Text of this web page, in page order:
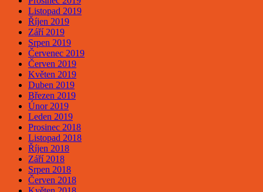
Listopad 2019
Říjen 2019
Září 2019
Srpen 2019
Červenec 2019
Červen 2019
Květen 2019
Duben 2019
Březen 2019
Únor 2019
Leden 2019
Prosinec 2018
Listopad 2018
Říjen 2018
Září 2018
Srpen 2018
Červen 2018